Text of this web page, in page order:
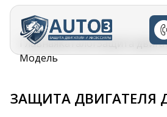
Перейти к
основному
содержанию
Строка
навигации
ГлавнаяКаталогЗащита
Модель
ЗАЩИТА ДВИГАТЕЛЯ